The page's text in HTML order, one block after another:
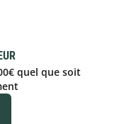
quel que soit